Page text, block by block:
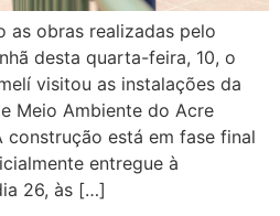
as obras realizadas pelo
desta quarta-feira, 10, o
visitou as instalações da
Meio Ambiente do Acre
construção está em fase final
entregue à
26, às […]